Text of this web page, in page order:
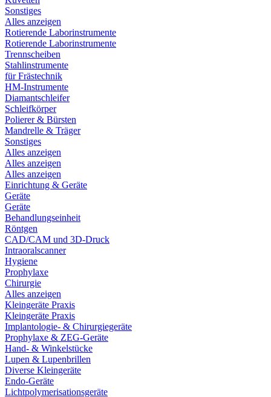
Sonstiges
Alles anzeigen
Rotierende Laborinstrumente
Rotierende Laborinstrumente
Trennscheiben
Stahlinstrumente
für Frästechnik
HM-Instrumente
Diamantschleifer
Schleifkörper
Polierer & Bürsten
Mandrelle & Träger
Sonstiges
Alles anzeigen
Alles anzeigen
Alles anzeigen
Einrichtung & Geräte
Geräte
Geräte
Behandlungseinheit
Röntgen
CAD/CAM und 3D-Druck
Intraoralscanner
Hygiene
Prophylaxe
Chirurgie
Alles anzeigen
Kleingeräte Praxis
Kleingeräte Praxis
Implantologie- & Chirurgiegeräte
Prophylaxe & ZEG-Geräte
Hand- & Winkelstücke
Lupen & Lupenbrillen
Diverse Kleingeräte
Endo-Geräte
Lichtpolymerisationsgeräte